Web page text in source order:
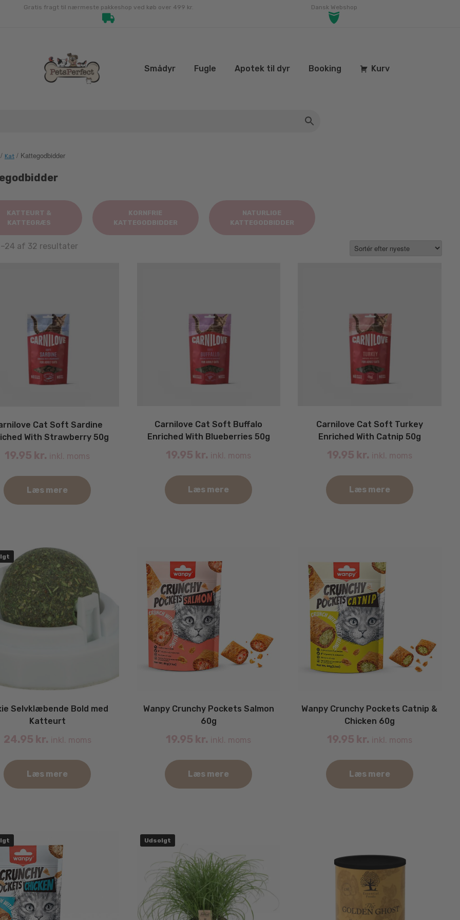
Gratis fragt til nærmeste pakkeshop ved køb over 499 kr. Dansk Webshop
Smådyr Fugle Apotek til dyr Booking Kurv
Kat/ Kattegodbidder
KATTEURT &
KATTEGRÆS
KORNFRIE
KATTEGODBIDDER
NATURLIGE
KATTEGODBIDDER
af 32 resultaterSorted
Cat Soft Sardine
With Strawberry 50g
19.95 kr. inkl. moms
Læs mere
Carnilove Cat Soft Buffalo
Enriched With Blueberries 50g
19.95 kr. inkl. moms
Læs mere
Carnilove Cat Soft Turkey
Enriched With Catnip 50g
19.95 kr. inkl. moms
Læs mere
Selvklæbende Bold med
Katteurt
24.95 kr. inkl. moms
Læs mere
Wanpy Crunchy Pockets Salmon
60g
19.95 kr. inkl. moms
Læs mere
Wanpy Crunchy Pockets Catnip &
Chicken 60g
19.95 kr. inkl. moms
Læs mere
Udsolgt